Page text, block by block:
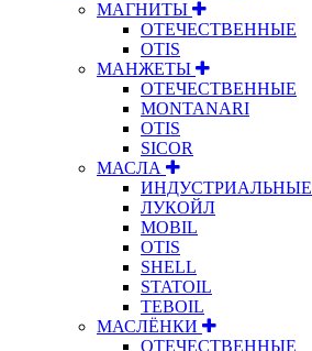
МАГНИТЫ
ОТЕЧЕСТВЕННЫЕ
OTIS
МАНЖЕТЫ
ОТЕЧЕСТВЕННЫЕ
MONTANARI
OTIS
SICOR
МАСЛА
ИНДУСТРИАЛЬНЫЕ
ЛУКОЙЛ
MOBIL
OTIS
SHELL
STATOIL
TEBOIL
МАСЛЁНКИ
ОТЕЧЕСТВЕННЫЕ